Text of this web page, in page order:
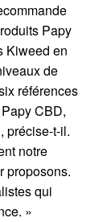
Papy
Kiweed en
de
références
CBD,
précise-t-il.
notre
proposons.
qui
»